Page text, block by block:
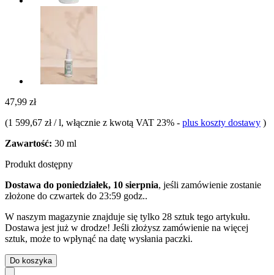
47,99 zł
(1 599,67 zł / l, włącznie z kwotą VAT 23% - plus koszty dostawy )
Zawartość: 30 ml
Produkt dostępny
Dostawa do poniedziałek, 10 sierpnia, jeśli zamówienie zostanie
złożone do czwartek do 23:59 godz..
W naszym magazynie znajduje się tylko 28 sztuk tego artykułu.
Dostawa jest już w drodze! Jeśli złożysz zamówienie na więcej
sztuk, może to wpłynąć na datę wysłania paczki.
Do koszyka